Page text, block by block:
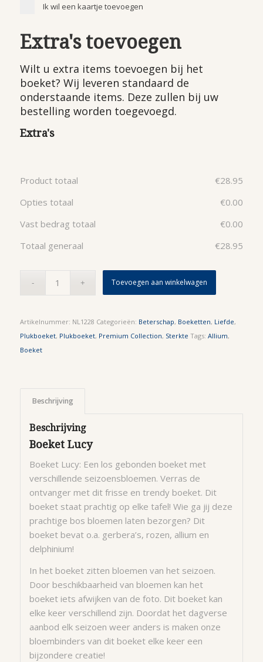
Ik wil een kaartje toevoegen
Extra's toevoegen
Wilt u extra items toevoegen bij het
boeket? Wij leveren standaard de
onderstaande items. Deze zullen bij uw
bestelling worden toegevoegd.
Extra's
Product totaal €28.95
Opties totaal
€0.00
Vast bedrag totaal
€0.00
Totaal generaal
€28.95
Toevoegen aan winkelwagen
Artikelnummer: NL1228 Categorieën: Beterschap, Boeketten, Liefde,
Plukboeket, Plukboeket, Premium Collection, Sterkte Tags: Allium,
Boeket
Beschrijving
Beschrijving
Boeket Lucy
Boeket Lucy: Een los gebonden boeket met
verschillende seizoensbloemen. Verras de
ontvanger met dit frisse en trendy boeket. Dit
boeket staat prachtig op elke tafel! Wie ga jij deze
prachtige bos bloemen laten bezorgen? Dit
boeket bevat o.a. gerbera’s, rozen, allium en
delphinium!
In het boeket zitten bloemen van het seizoen.
Door beschikbaarheid van bloemen kan het
boeket iets afwijken van de foto. Dit boeket kan
elke keer verschillend zijn. Doordat het dagverse
aanbod elk seizoen weer anders is maken onze
bloembinders van dit boeket elke keer een
bijzondere creatie!